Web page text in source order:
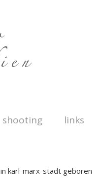
shooting links
in karl-marx-stadt geboren